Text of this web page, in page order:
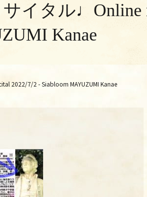
イタル♩Online
Kanae
2022/7/2 - Siabloom MAYUZUMI Kanae